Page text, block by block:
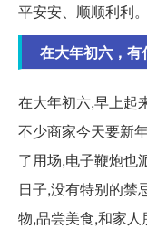
平安安、顺顺利利。
在大年初六，有
在大年初六,早上起
不少商家今天要新
了用场,电子鞭炮也
日子,没有特别的禁
物,品尝美食,和家人